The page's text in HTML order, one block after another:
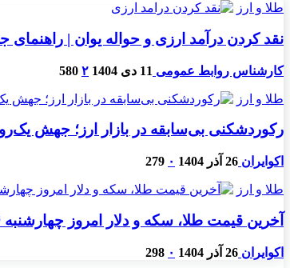
طلا و ارز
نقد کردن درآمد ارزی و حواله یوان |
کارشناس روابط عمومی 11 دی 1404 ۲ 580
طلا و ارز
رکوردشکنی بی‌سابقه در بازار ارز؛ جهش یک‌روزه ۲۴۴۰ تومانی دلار/ دلار مبادله‌ای ۳۲ هزار تومان
اکوایران 26 آذر 1404 ۰ 279
طلا و ارز
آخرین قیمت طلا، سکه و دلار امروز چهارشنبه ۲۶ آذر/ رکوردشکنی دوباره قیمت ها + جدول
اکوایران 26 آذر 1404 ۰ 298